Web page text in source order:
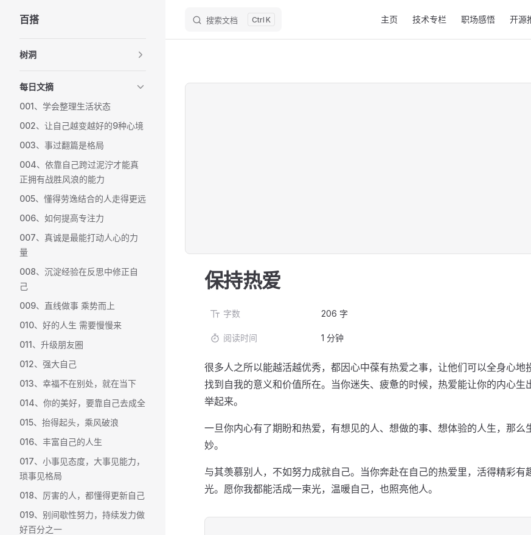
Skip to content
百搭 搜索文档 K 主页 技术专栏 职场感悟 开源
树洞
每日文摘
001、学会整理生活状态
002、让自己越变越好的9种心境
003、事过翻篇是格局
004、依靠自己跨过泥泞才能真
正拥有战胜风浪的能力
005、懂得劳逸结合的人走得更远
006、如何提高专注力
007、真诚是最能打动人心的力
量
008、沉淀经验在反思中修正自
己
009、直线做事 乘势而上
010、好的人生 需要慢慢来
011、升级朋友圈
012、强大自己
013、幸福不在别处，就在当下
014、你的美好，要靠自己去成全
015、抬得起头，乘风破浪
016、丰富自己的人生
017、小事见态度，大事见能力，
琐事见格局
018、厉害的人，都懂得更新自己
019、别间歇性努力，持续发力做
好百分之一
保持热爱
字数 206 字
阅读时间 1 分钟
很多人之所以能越活越优秀，都因心中葆有热爱之事，让他们可以全身心地
找到自我的意义和价值所在。当你迷失、疲惫的时候，热爱能让你的内心生
举起来。
一旦你内心有了期盼和热爱，有想见的人、想做的事、想体验的人生，那么
妙。
与其羡慕别人，不如努力成就自己。当你奔赴在自己的热爱里，活得精彩有
光。愿你我都能活成一束光，温暖自己，也照亮他人。